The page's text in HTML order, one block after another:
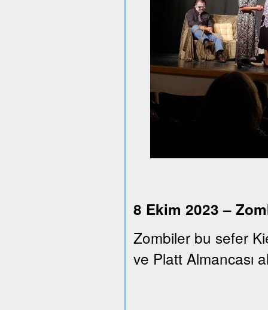
8 Ekim 2023 –
Zombiler bu sefer
ve Platt Almancası